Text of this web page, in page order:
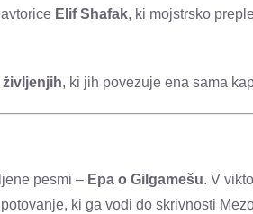
Elif Shafak, ki mojstrsko
, ki jih povezuje ena sama
pesmi – Epa o Gilgamešu. V
ki ga vodi do skrivnosti